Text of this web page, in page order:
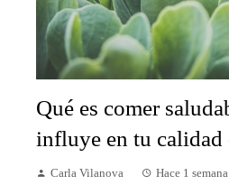
Qué es comer
influye en tu calidad
Carla Vilanova Hace 1 semana